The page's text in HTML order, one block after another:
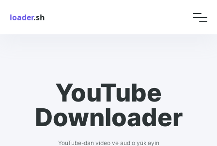
loader.sh
YouTube
Downloader
YouTube-dan video və audio yükləyin